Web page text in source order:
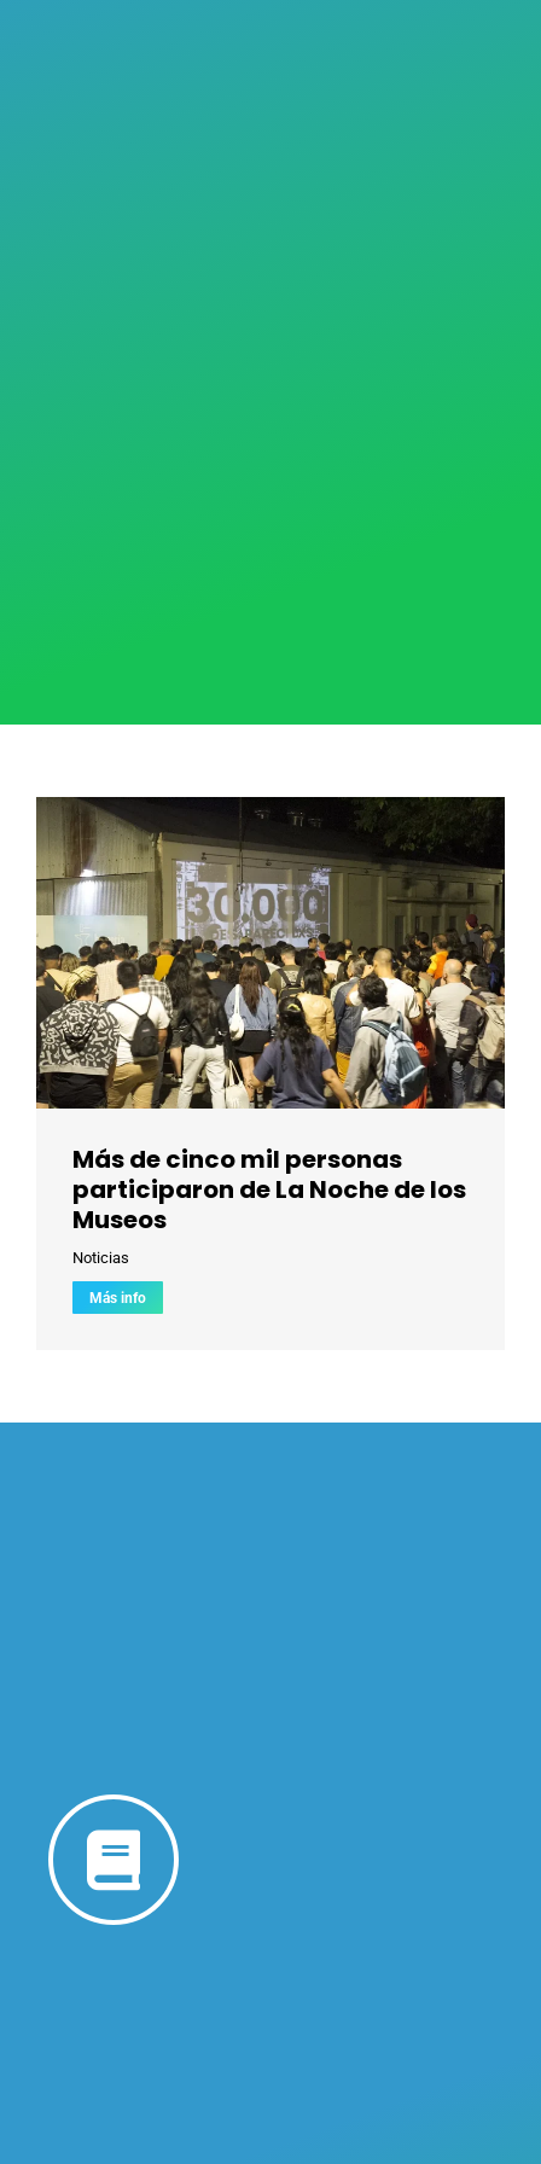
Más de cinco mil personas
participaron de La Noche de los
Museos
Noticias
Más info